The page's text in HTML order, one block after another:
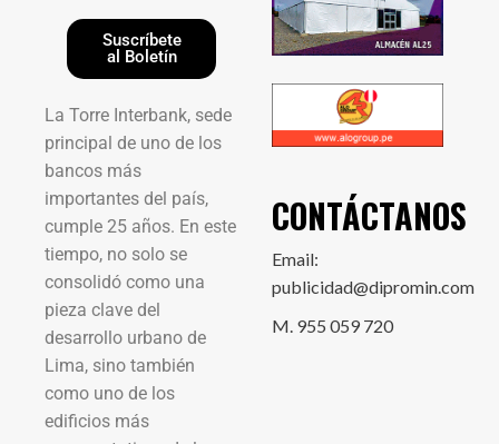
Suscríbete
al Boletín
La Torre Interbank, sede
principal de uno de los
bancos más
importantes del país,
cumple 25 años. En este
tiempo, no solo se
consolidó como una
pieza clave del
desarrollo urbano de
Lima, sino también
como uno de los
edificios más
CONTÁCTANOS
Email:
publicidad@dipromin.com
M. 955 059 720